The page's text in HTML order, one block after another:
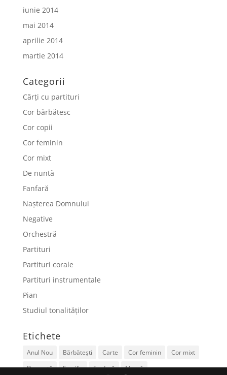
iunie 2014
mai 2014
aprilie 2014
martie 2014
Categorii
Cărți cu partituri
Cor bărbătesc
Cor copii
Cor feminin
Cor mixt
De nuntă
Fanfară
Nașterea Domnului
Negative
Orchestră
Partituri
Partituri corale
Partituri instrumentale
Pian
Studiul tonalităților
Etichete
Anul Nou Bărbătești Carte Cor feminin
Cor mixt
De nuntă
Familie Fanfară Mamă